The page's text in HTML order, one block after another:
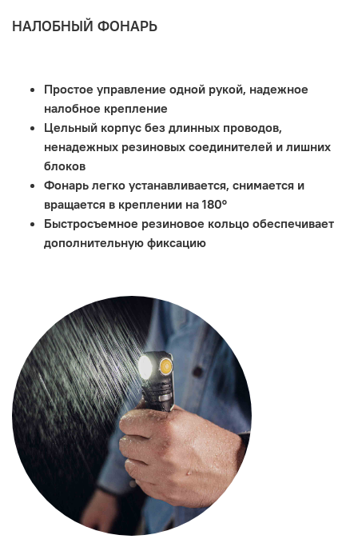
НАЛОБНЫЙ ФОНАРЬ
Простое управление одной рукой, надежное
налобное крепление
Цельный корпус без длинных проводов,
ненадежных резиновых соединителей и лишних
блоков
Фонарь легко устанавливается, снимается и
вращается в креплении на 180°
Быстросъемное резиновое кольцо обеспечивает
дополнительную фиксацию